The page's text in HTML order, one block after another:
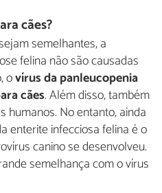
cães?
semelhantes, a
felina não são causadas
ovírus da panleucopenia
cães. Além disso, também
humanos. No entanto, ainda
enterite infecciosa felina é o
canino se desenvolveu.
semelhança com o vírus